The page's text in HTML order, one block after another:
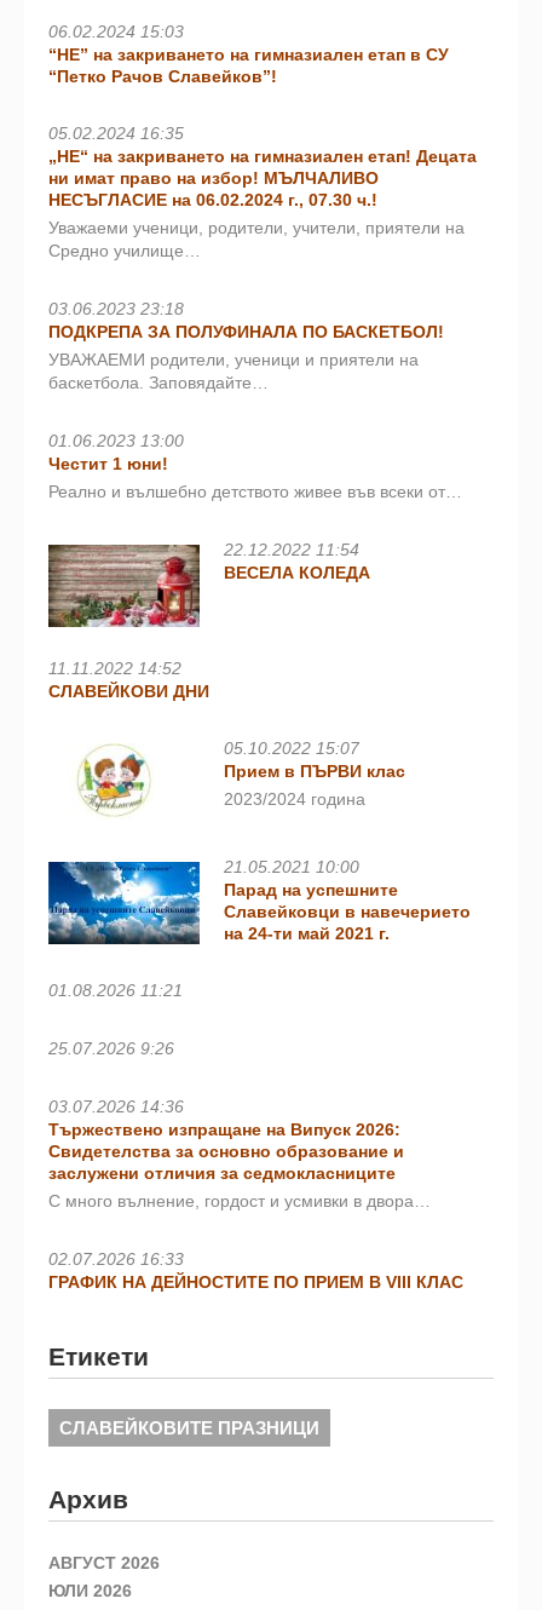
06.02.2024 15:03
“НЕ” на закриването на гимназиален етап в СУ
“Петко Рачов Славейков”!
05.02.2024 16:35
„НЕ“ на закриването на гимназиален етап! Децата
ни имат право на избор! МЪЛЧАЛИВО
НЕСЪГЛАСИЕ на 06.02.2024 г., 07.30 ч.!
Уважаеми ученици, родители, учители, приятели на
Средно училище…
03.06.2023 23:18
ПОДКРЕПА ЗА ПОЛУФИНАЛА ПО БАСКЕТБОЛ!
УВАЖАЕМИ родители, ученици и приятели на
баскетбола. Заповядайте…
01.06.2023 13:00
Честит 1 юни!
Реално и вълшебно детството живее във всеки от…
22.12.2022 11:54
ВЕСЕЛА КОЛЕДА
11.11.2022 14:52
СЛАВЕЙКОВИ ДНИ
05.10.2022 15:07
Прием в ПЪРВИ клас
2023/2024 година
21.05.2021 10:00
Парад на успешните
Славейковци в навечерието
на 24-ти май 2021 г.
01.08.2026 11:21
25.07.2026 9:26
03.07.2026 14:36
Тържествено изпращане на Випуск 2026:
Свидетелства за основно образование и
заслужени отличия за седмокласниците
С много вълнение, гордост и усмивки в двора…
02.07.2026 16:33
ГРАФИК НА ДЕЙНОСТИТЕ ПО ПРИЕМ В VIII КЛАС
Етикети
СЛАВЕЙКОВИТЕ ПРАЗНИЦИ
Архив
АВГУСТ 2026
ЮЛИ 2026